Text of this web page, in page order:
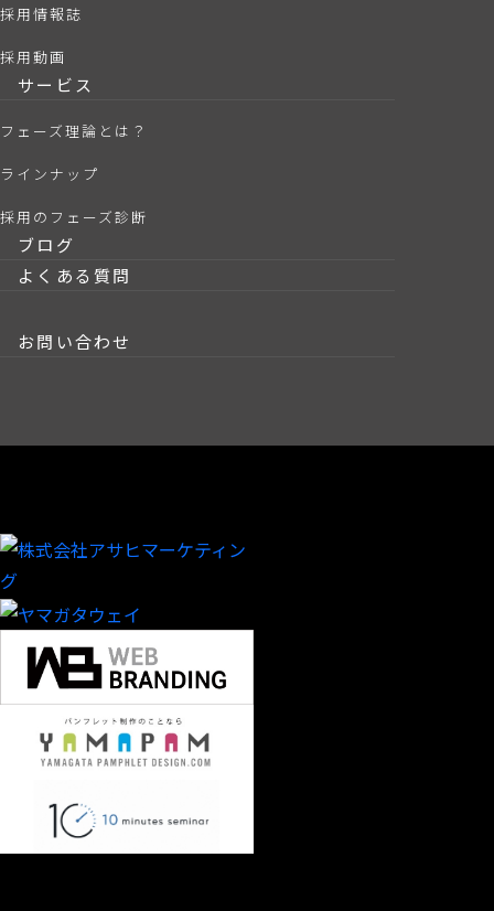
採用情報誌
採用動画
サービス
フェーズ理論とは？
ラインナップ
採用のフェーズ診断
ブログ
よくある質問
お問い合わせ